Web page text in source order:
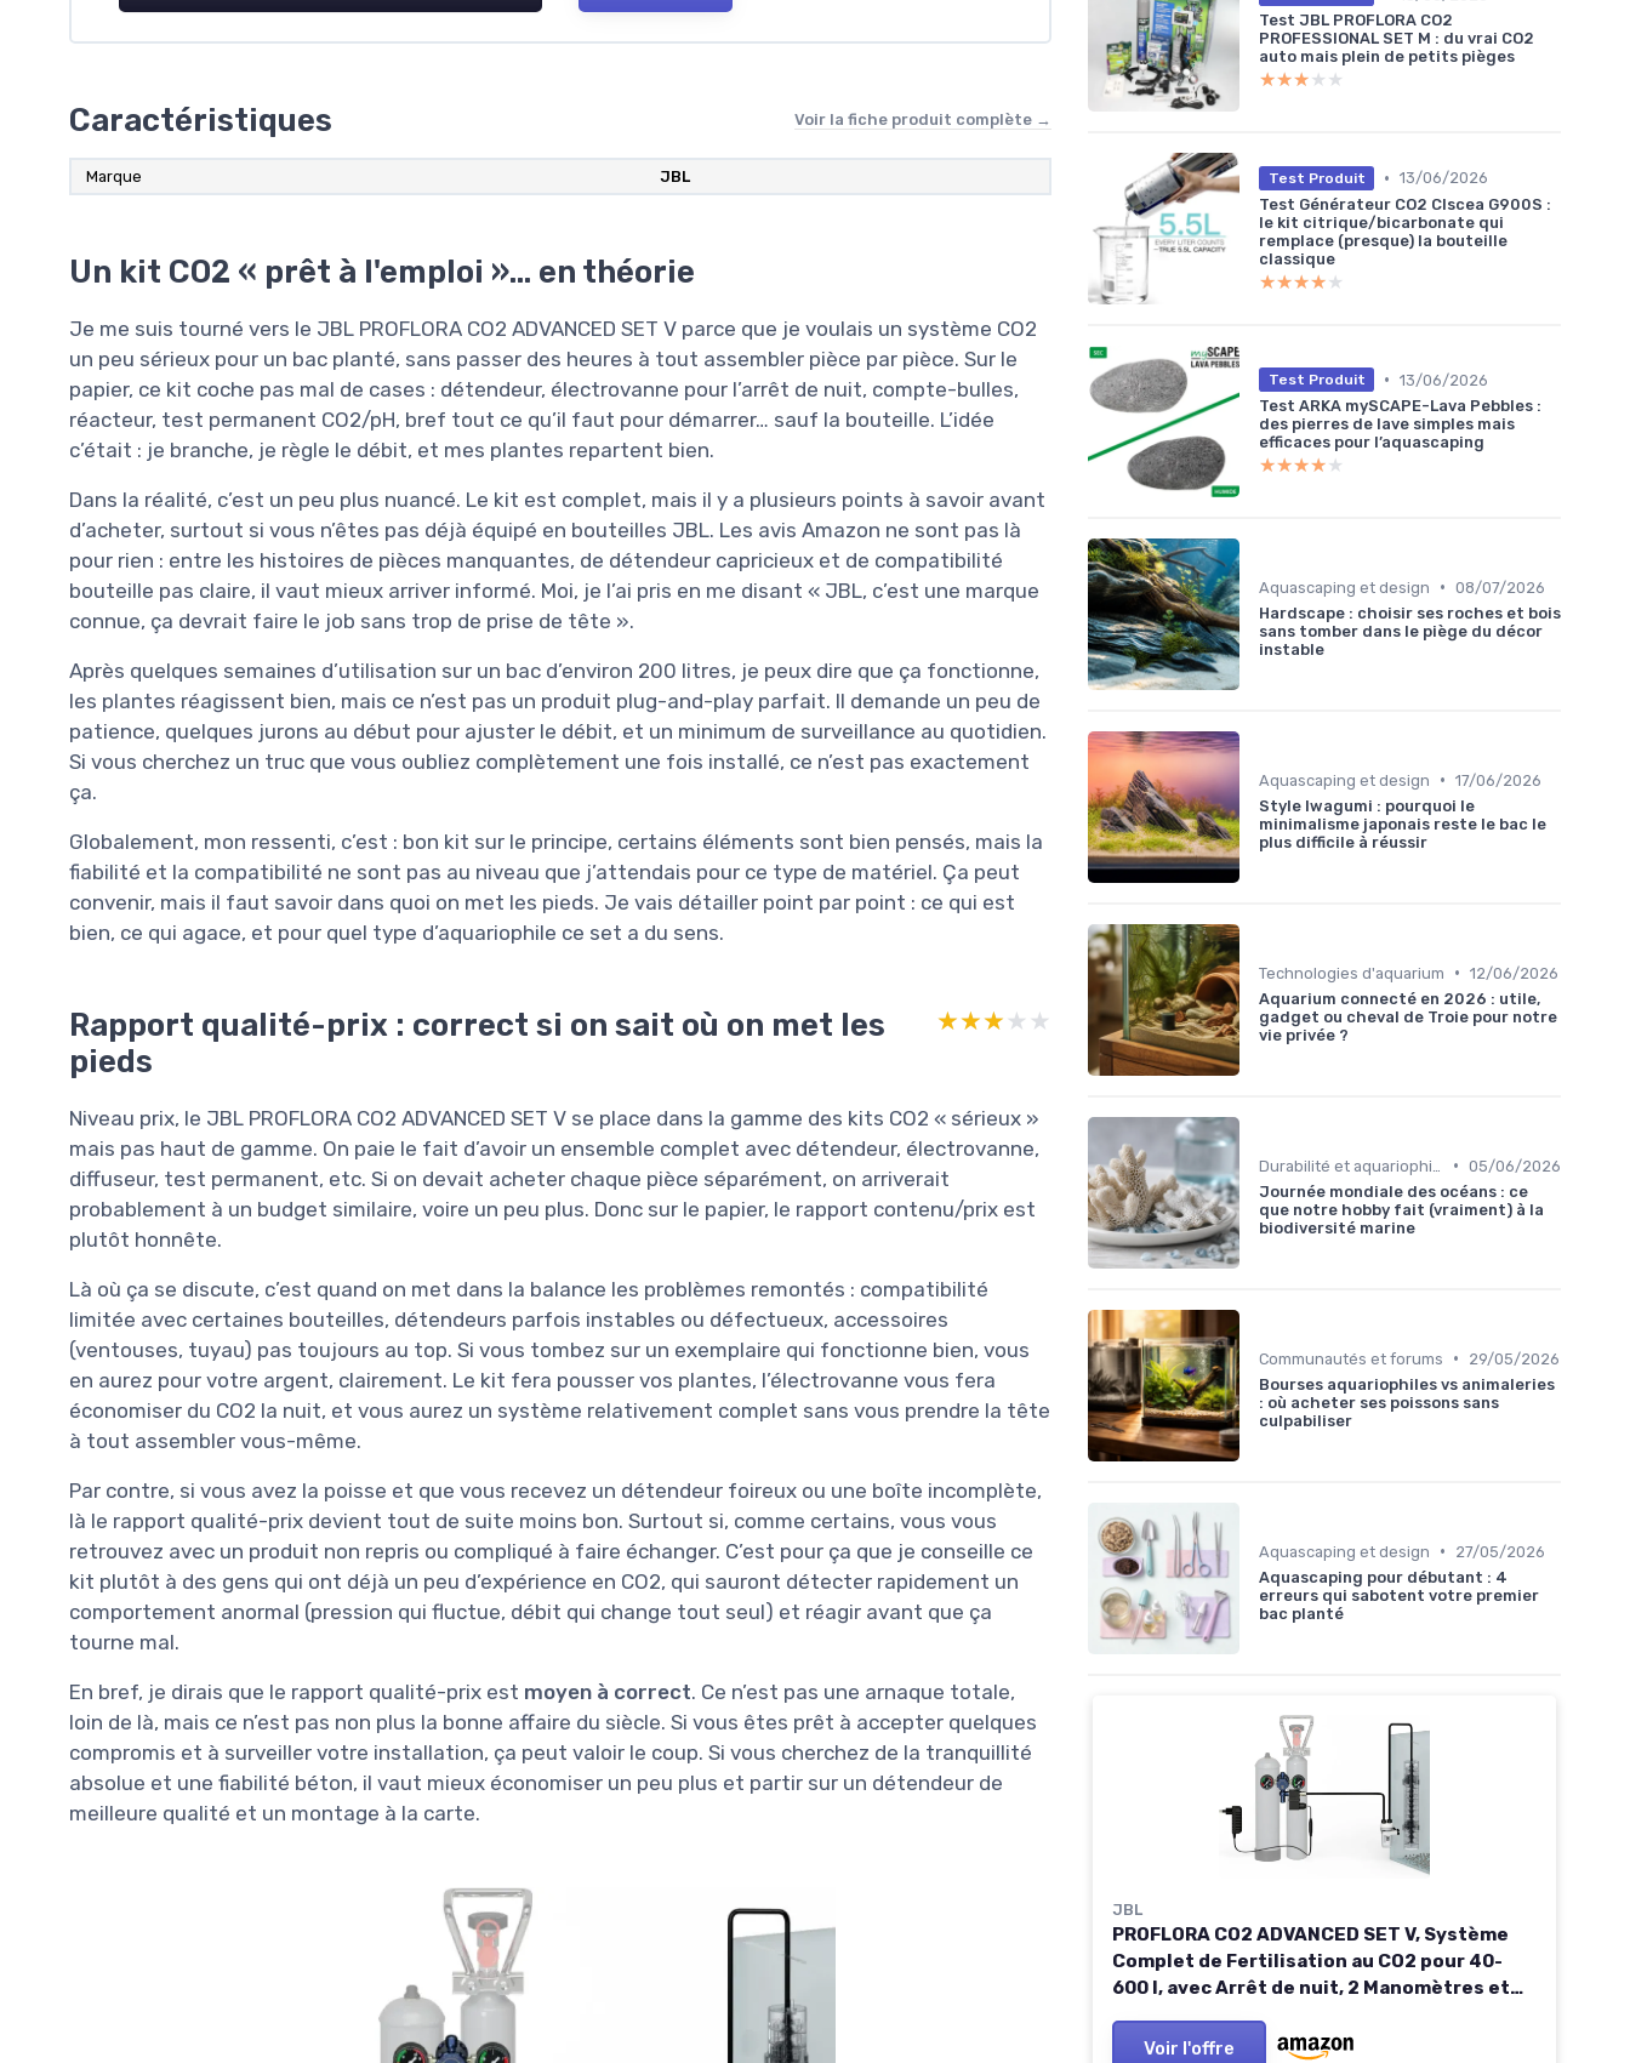
Caractéristiques Voir la fiche produit complète →
Marque JBL
Un kit CO2 « prêt à l'emploi »… en théorie
Je me suis tourné vers le JBL PROFLORA CO2 ADVANCED SET V parce que je voulais un système CO2
un peu sérieux pour un bac planté, sans passer des heures à tout assembler pièce par pièce. Sur le
papier, ce kit coche pas mal de cases : détendeur, électrovanne pour l’arrêt de nuit, compte-bulles,
réacteur, test permanent CO2/pH, bref tout ce qu’il faut pour démarrer… sauf la bouteille. L’idée
c’était : je branche, je règle le débit, et mes plantes repartent bien.
Dans la réalité, c’est un peu plus nuancé. Le kit est complet, mais il y a plusieurs points à savoir avant
d’acheter, surtout si vous n’êtes pas déjà équipé en bouteilles JBL. Les avis Amazon ne sont pas là
pour rien : entre les histoires de pièces manquantes, de détendeur capricieux et de compatibilité
bouteille pas claire, il vaut mieux arriver informé. Moi, je l’ai pris en me disant « JBL, c’est une marque
connue, ça devrait faire le job sans trop de prise de tête ».
Après quelques semaines d’utilisation sur un bac d’environ 200 litres, je peux dire que ça fonctionne,
les plantes réagissent bien, mais ce n’est pas un produit plug-and-play parfait. Il demande un peu de
patience, quelques jurons au début pour ajuster le débit, et un minimum de surveillance au quotidien.
Si vous cherchez un truc que vous oubliez complètement une fois installé, ce n’est pas exactement
ça.
Globalement, mon ressenti, c’est : bon kit sur le principe, certains éléments sont bien pensés, mais la
fiabilité et la compatibilité ne sont pas au niveau que j’attendais pour ce type de matériel. Ça peut
convenir, mais il faut savoir dans quoi on met les pieds. Je vais détailler point par point : ce qui est
bien, ce qui agace, et pour quel type d’aquariophile ce set a du sens.
Rapport qualité-prix : correct si on sait où on met les
pieds
★★★★★
★★★★★
Niveau prix, le JBL PROFLORA CO2 ADVANCED SET V se place dans la gamme des kits CO2 « sérieux »
mais pas haut de gamme. On paie le fait d’avoir un ensemble complet avec détendeur, électrovanne,
diffuseur, test permanent, etc. Si on devait acheter chaque pièce séparément, on arriverait
probablement à un budget similaire, voire un peu plus. Donc sur le papier, le rapport contenu/prix est
plutôt honnête.
Là où ça se discute, c’est quand on met dans la balance les problèmes remontés : compatibilité
limitée avec certaines bouteilles, détendeurs parfois instables ou défectueux, accessoires
(ventouses, tuyau) pas toujours au top. Si vous tombez sur un exemplaire qui fonctionne bien, vous
en aurez pour votre argent, clairement. Le kit fera pousser vos plantes, l’électrovanne vous fera
économiser du CO2 la nuit, et vous aurez un système relativement complet sans vous prendre la tête
à tout assembler vous-même.
Par contre, si vous avez la poisse et que vous recevez un détendeur foireux ou une boîte incomplète,
là le rapport qualité-prix devient tout de suite moins bon. Surtout si, comme certains, vous vous
retrouvez avec un produit non repris ou compliqué à faire échanger. C’est pour ça que je conseille ce
kit plutôt à des gens qui ont déjà un peu d’expérience en CO2, qui sauront détecter rapidement un
comportement anormal (pression qui fluctue, débit qui change tout seul) et réagir avant que ça
tourne mal.
En bref, je dirais que le rapport qualité-prix est moyen à correct. Ce n’est pas une arnaque totale,
loin de là, mais ce n’est pas non plus la bonne affaire du siècle. Si vous êtes prêt à accepter quelques
compromis et à surveiller votre installation, ça peut valoir le coup. Si vous cherchez de la tranquillité
absolue et une fiabilité béton, il vaut mieux économiser un peu plus et partir sur un détendeur de
meilleure qualité et un montage à la carte.
Test JBL PROFLORA CO2
PROFESSIONAL SET M : du vrai CO2
auto mais plein de petits pièges
★★★★★
★★★★★
Test Produit • 13/06/2026
Test Générateur CO2 Clscea G900S :
le kit citrique/bicarbonate qui
remplace (presque) la bouteille
classique
★★★★★
★★★★★
Test Produit • 13/06/2026
Test ARKA mySCAPE-Lava Pebbles :
des pierres de lave simples mais
efficaces pour l’aquascaping
★★★★★
★★★★★
Aquascaping et design • 08/07/2026
Hardscape : choisir ses roches et bois
sans tomber dans le piège du décor
instable
Aquascaping et design • 17/06/2026
Style Iwagumi : pourquoi le
minimalisme japonais reste le bac le
plus difficile à réussir
Technologies d'aquarium • 12/06/2026
Aquarium connecté en 2026 : utile,
gadget ou cheval de Troie pour notre
vie privée ?
• 05/06/2026
Journée mondiale des océans : ce
que notre hobby fait (vraiment) à la
biodiversité marine
Communautés et forums •
29/05/2026
Bourses aquariophiles vs animaleries
: où acheter ses poissons sans
culpabiliser
Aquascaping et design •
27/05/2026
Aquascaping pour débutant : 4
erreurs qui sabotent votre premier
bac planté
JBL
PROFLORA CO2 ADVANCED SET V, Système
Complet de Fertilisation au CO2 pour 40-
600 l, avec Arrêt de nuit, 2 Manomètres et
Unité (Lot de 1)
Voir l'offre